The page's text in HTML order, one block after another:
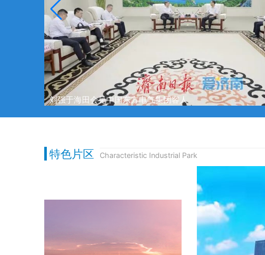
刘强于海田会见中国东方电气集团客人
特色片区 Characteristic Industrial Park